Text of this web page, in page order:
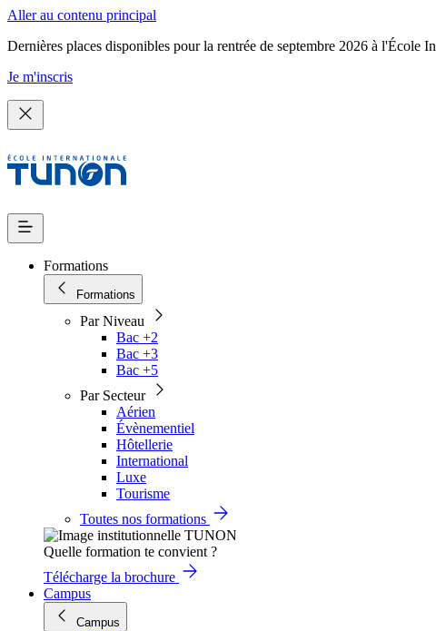
Aller au contenu principal
Dernières places disponibles pour la rentrée de septembre 2026 à l'École
Je m'inscris
Formations
Formations
Par Niveau
Bac +2
Bac +3
Bac +5
Par Secteur
Aérien
Évènementiel
Hôtellerie
International
Luxe
Tourisme
Toutes nos formations
Quelle formation te convient ?
Télécharge la brochure
Campus
Campus